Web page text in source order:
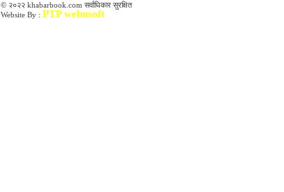
© २०२२ khabarbook.com सर्वाधिकार सुरक्षित
Website By : PTP webnsoft